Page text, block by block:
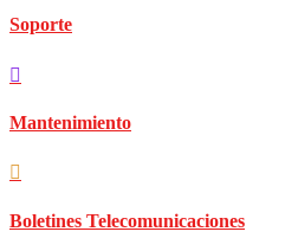
Soporte
Mantenimiento
Boletines Telecomunicaciones